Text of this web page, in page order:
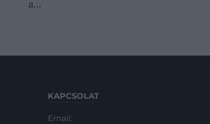
a…
KAPCSOLAT
Email: